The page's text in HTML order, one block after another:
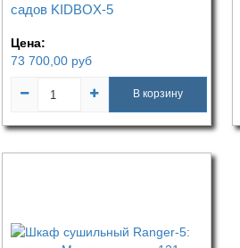
садов KIDBOX-5
Цена:
73 700,00 руб
В корзину